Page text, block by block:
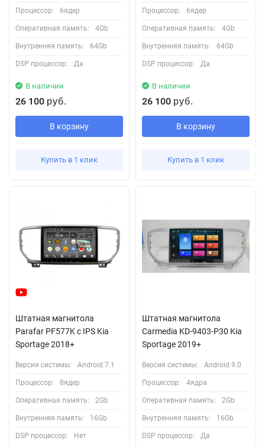
Процессор: 6ядер
Оперативная память: 4Gb
Внутренняя память: 64Gb
DSP процессор: Да
В наличии
26 100 руб.
В корзину
Купить в 1 клик
Процессор: 6ядер
Оперативная память: 4Gb
Внутренняя память: 64Gb
DSP процессор: Да
В наличии
26 100 руб.
В корзину
Купить в 1 клик
Штатная магнитола
Parafar PF577K с IPS Kia
Sportage 2018+
Версия системы: Android 7.1
Процессор: 8ядер
Оперативная память: 2Gb
Внутренняя память: 16Gb
DSP процессор: Нет
Штатная магнитола
Carmedia KD-9403-P30 Kia
Sportage 2019+
Версия системы: Android 9.0
Процессор: 4ядра
Оперативная память: 2Gb
Внутренняя память: 16Gb
DSP процессор: Да